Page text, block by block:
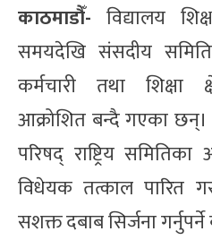
काठमाडौँ- विद्यालय
समयदेखि संसदीय
कर्मचारी तथा शिक्षा
आक्रोशित बन्दै गएका छन्।
परिषद् राष्ट्रिय
विधेयक तत्काल पारित
सशक्त दबाब सिर्जना